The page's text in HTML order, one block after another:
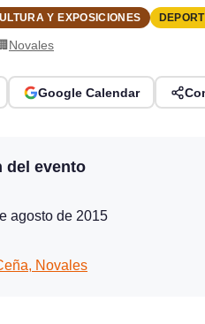
Y EXPOSICIONES
Novales
Google Calendar
del evento
agosto de 2015
Novales